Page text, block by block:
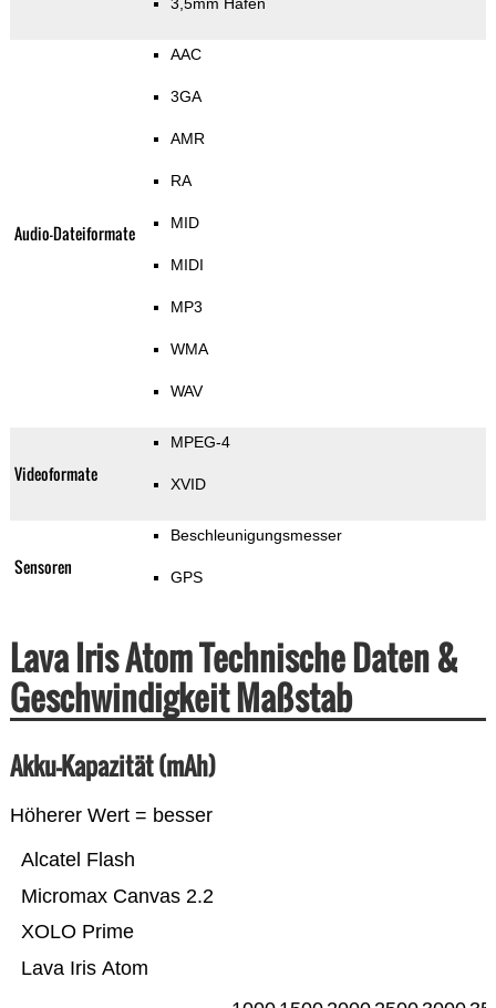
Audio-Dateiformate
AAC
3GA
AMR
RA
MID
MIDI
MP3
WMA
WAV
Videoformate
MPEG-4
XVID
Sensoren
Beschleunigungsmesser
GPS
Lava Iris Atom Technische Daten &
Geschwindigkeit Maßstab
Akku-Kapazität (mAh)
Höherer Wert = besser
Lava Iris Atom
XOLO Prime
Micromax Canvas 2.2
Alcatel Flash